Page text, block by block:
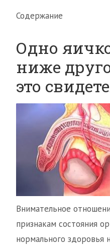
Содержание
Одно
ниже
это
Внимательное
признакам состояния
нормального здоровья